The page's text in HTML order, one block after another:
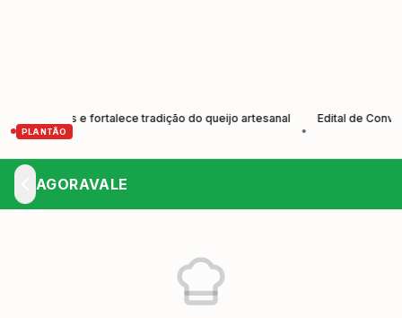
PLANTÃO
e fortalece tradição do queijo artesanal
Edital de
AGORAVALE